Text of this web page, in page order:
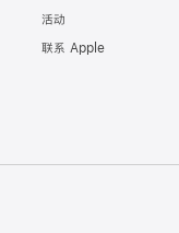
活动
联系 Apple